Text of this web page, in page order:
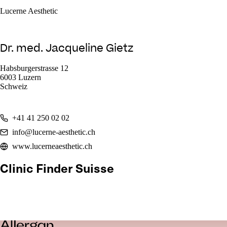
Lucerne Aesthetic
Dr. med. Jacqueline Gietz
Habsburgerstrasse 12
6003 Luzern
Schweiz
+41 41 250 02 02
info@lucerne-aesthetic.ch
www.lucerneaesthetic.ch
Clinic Finder Suisse